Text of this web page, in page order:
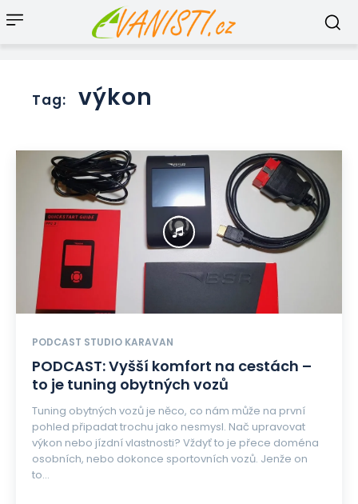
Tag: výkon
PODCAST STUDIO KARAVAN
PODCAST: Vyšší komfort na cestách –
to je tuning obytných vozů
Tuning obytných vozů je něco, co nám může na první
pohled připadat trochu jako nesmysl. Nač upravovat
výkon nebo jízdní vlastnosti? Vždyť to je přece doména
osobních, nebo dokonce sportovních vozů. Jenže on
to...